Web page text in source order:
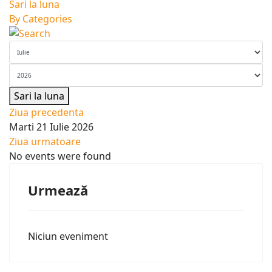
Sari la luna
By Categories
Sari la luna
Ziua precedenta
Marti 21 Iulie 2026
Ziua urmatoare
No events were found
Urmează
Niciun eveniment